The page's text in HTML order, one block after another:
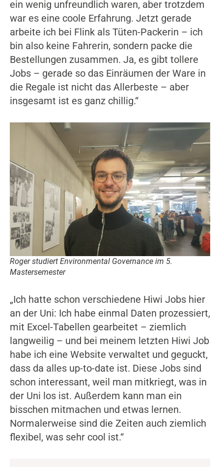
ein wenig unfreundlich waren, aber trotzdem
war es eine coole Erfahrung. Jetzt gerade
arbeite ich bei Flink als Tüten-Packerin – ich
bin also keine Fahrerin, sondern packe die
Bestellungen zusammen. Ja, es gibt tollere
Jobs – gerade so das Einräumen der Ware in
die Regale ist nicht das Allerbeste – aber
insgesamt ist es ganz chillig.“
Roger studiert Environmental Governance im 5.
Mastersemester
„Ich hatte schon verschiedene Hiwi Jobs hier
an der Uni: Ich habe einmal Daten prozessiert,
mit Excel-Tabellen gearbeitet – ziemlich
langweilig – und bei meinem letzten Hiwi Job
habe ich eine Website verwaltet und geguckt,
dass da alles up-to-date ist. Diese Jobs sind
schon interessant, weil man mitkriegt, was in
der Uni los ist. Außerdem kann man ein
bisschen mitmachen und etwas lernen.
Normalerweise sind die Zeiten auch ziemlich
flexibel, was sehr cool ist.“